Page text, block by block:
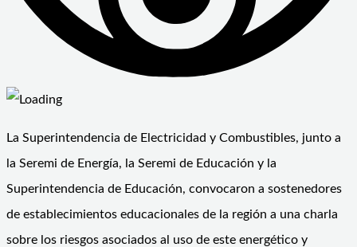
La Superintendencia de Electricidad y Combustibles, junto a
la Seremi de Energía, la Seremi de Educación y la
Superintendencia de Educación, convocaron a sostenedores
de establecimientos educacionales de la región a una charla
sobre los riesgos asociados al uso de este energético y